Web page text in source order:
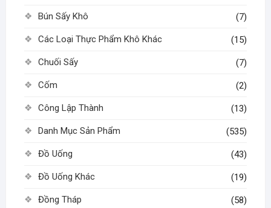
Bún Sấy Khô (7)
Các Loại Thực Phẩm Khô Khác (15)
Chuối Sấy (7)
Cốm (2)
Công Lập Thành (13)
Danh Mục Sản Phẩm (535)
Đồ Uống (43)
Đồ Uống Khác (19)
Đồng Tháp (58)